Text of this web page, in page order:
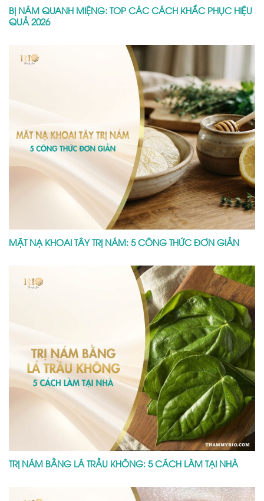
BỊ NÁM QUANH MIỆNG: TOP CÁC CÁCH KHẮC PHỤC HIỆU
QUẢ 2026
MẶT NẠ KHOAI TÂY TRỊ NÁM: 5 CÔNG THỨC ĐƠN GIẢN
TRỊ NÁM BẰNG LÁ TRẦU KHÔNG: 5 CÁCH LÀM TẠI NHÀ